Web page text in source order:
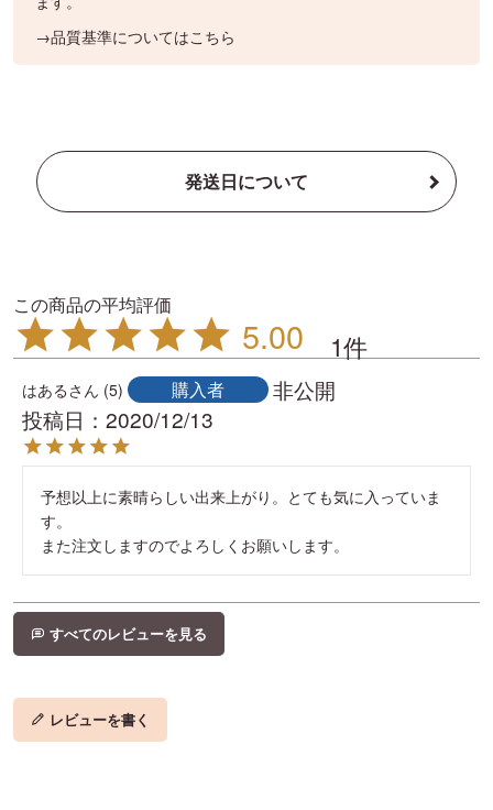
→品質基準についてはこちら
発送日について
5.00 1
はある 5 購入者
非公開
投稿日
2020/12/13
予想以上に素晴らしい出来上がり。とても気に入っていま
す。
また注文しますのでよろしくお願いします。
すべてのレビューを見る
レビューを書く